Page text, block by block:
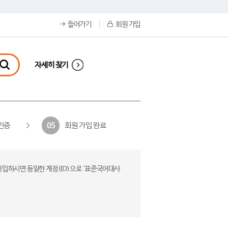
들어가기 회원 가입
자세히 찾기
증 05 회원 가입 완료
하시면 동일한 계정(ID)으로 ‘표준국어대사